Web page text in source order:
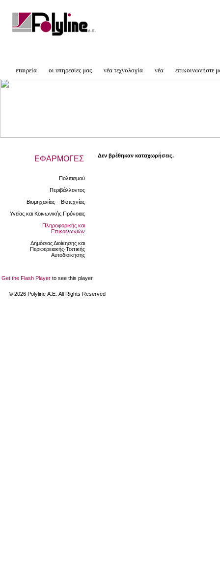
εταιρεία οι υπηρεσίες μας νέα τεχνολογία νέα επικοινωνήστε
ΕΦΑΡΜΟΓΕΣ
Πολιτισμού
Περιβάλλοντος
Βιομηχανίας – Βιοτεχνίας
Υγείας και Κοινωνικής Πρόνοιας
Πληροφορικής και
Επικοινωνιών
Δημόσιας Διοίκησης και
Περιφερειακής-Τοπικής
Αυτοδιοίκησης
Δεν βρέθηκαν καταχωρήσεις.
Get the Flash Player to see this player.
© 2026 Polyline Α.Ε. All Rights Reserved